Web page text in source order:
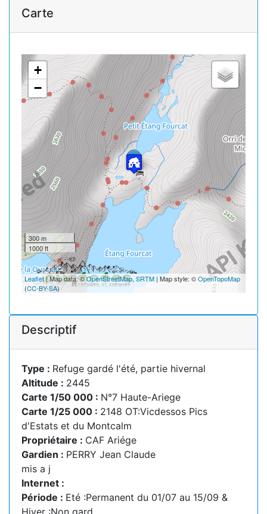
Carte
+
−
300 m
1000 ft
Leaflet| Map data: ©OpenStreetMap,SRTM | Map style: ©OpenTopoMap
(CC-BY-SA)
Descriptif
Type : Refuge gardé l'été, partie hivernal
Altitude : 2445
Carte 1/50 000 : N°7 Haute-Ariege
Carte 1/25 000 : 2148 OT:Vicdessos Pics
d'Estats et du Montcalm
Propriétaire : CAF Ariége
Gardien : PERRY Jean Claude
mis a j
Internet :
Période : Eté :Permanent du 01/07 au 15/09 &
Hiver :Non gard